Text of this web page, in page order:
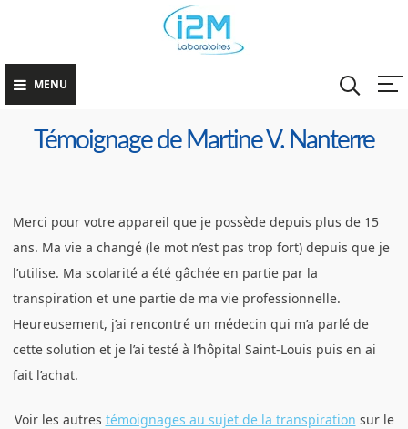
content
Excessive
MENU
Témoignage de Martine V. Nanterre
Merci pour votre appareil que je possède depuis plus de 15
ans. Ma vie a changé (le mot n’est pas trop fort) depuis que je
l’utilise. Ma scolarité a été gâchée en partie par la
transpiration et une partie de ma vie professionnelle.
Heureusement, j’ai rencontré un médecin qui m’a parlé de
cette solution et je l’ai testé à l’hôpital Saint-Louis puis en ai
fait l’achat.
Voir les autres témoignages au sujet de la transpiration sur le